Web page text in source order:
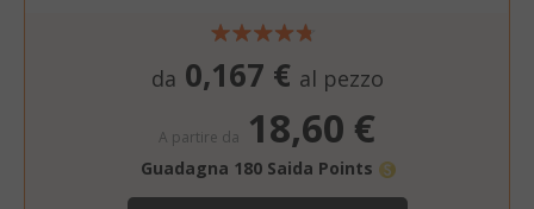
da 0,167 € al pezzo
A partire da 18,60 €
Guadagna 180 Saida Points